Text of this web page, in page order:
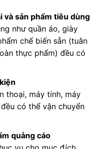
và sản phẩm tiêu dùng
như quần áo, giày
chế biến sẵn (tuân
thực phẩm) đều có
thoại, máy tính, máy
có thể vận chuyển
quảng cáo